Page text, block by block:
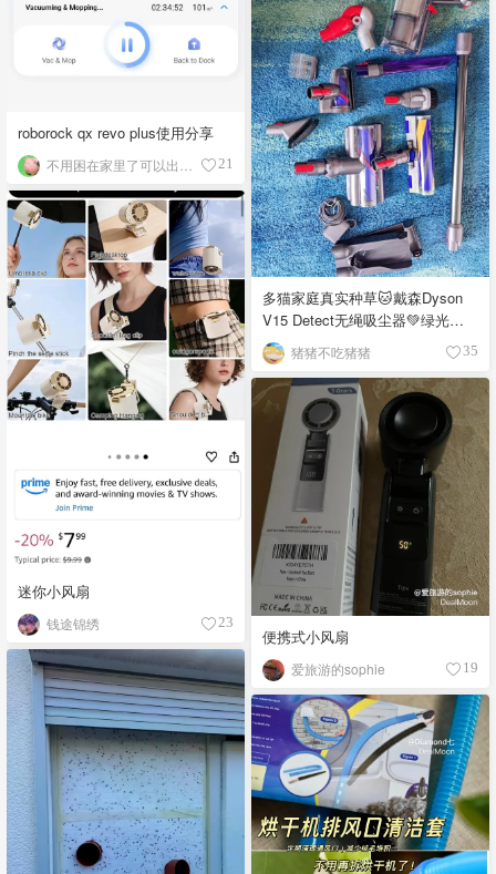
roborock qx revo plus使用分享
21
多猫家庭真实种草🐱戴森Dyson
V15 Detect无绳吸尘器💚绿光一
照，猫毛无所遁形
猪猪不吃猪猪 35
迷你小风扇
钱途锦绣 23
便携式小风扇
爱旅游的sophie 19